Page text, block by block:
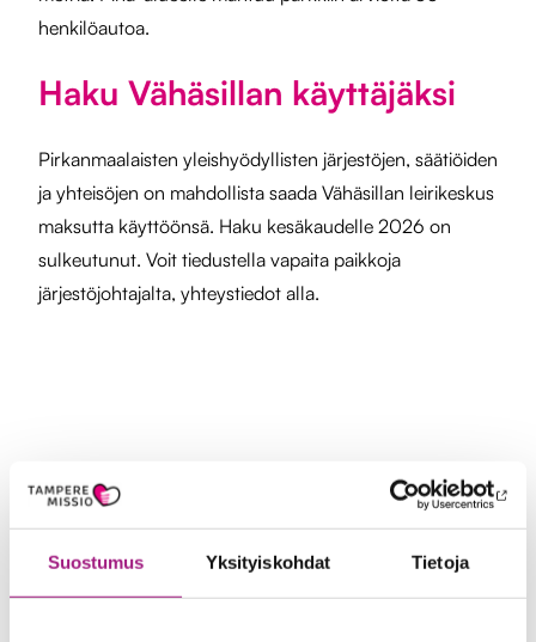
Suostumus Yksityiskohdat Tietoja
henkilöautoa.
Haku Vähäsillan käyttäjäksi
Pirkanmaalaisten yleishyödyllisten järjestöjen, säätiöiden
ja yhteisöjen on mahdollista saada Vähäsillan leirikeskus
maksutta käyttöönsä. Haku kesäkaudelle 2026 on
sulkeutunut. Voit tiedustella vapaita paikkoja
järjestöjohtajalta, yhteystiedot alla.
Vähäsillan käyttöohjeet -
Lue huolella!